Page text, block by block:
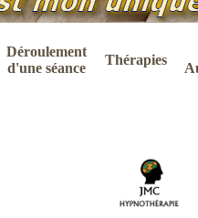
Déroulement
d'une séance
Thérapies